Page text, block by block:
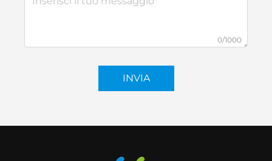
0/1000
INVIA